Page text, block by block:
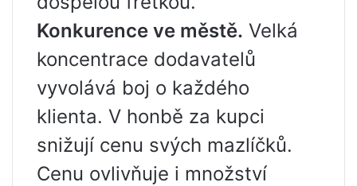
Konkurence ve městě. Velká
koncentrace dodavatelů
vyvolává boj o každého
klienta. V honbě za kupci
snižují cenu svých mazlíčků.
Cenu ovlivňuje i množství